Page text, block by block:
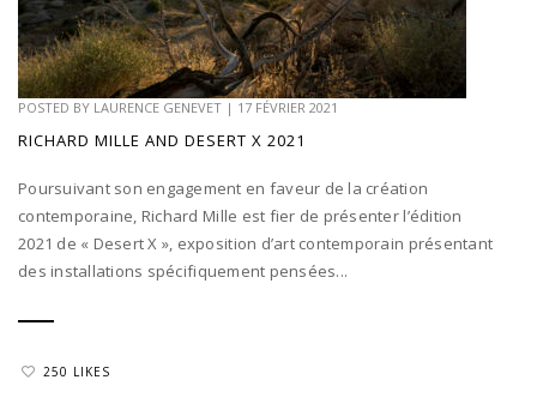
POSTED BY LAURENCE GENEVET | 17 FÉVRIER 2021
RICHARD MILLE AND DESERT X 2021
Poursuivant son engagement en faveur de la création
contemporaine, Richard Mille est fier de présenter l’édition
2021 de « Desert X », exposition d’art contemporain présentant
des installations spécifiquement pensées...
250 LIKES